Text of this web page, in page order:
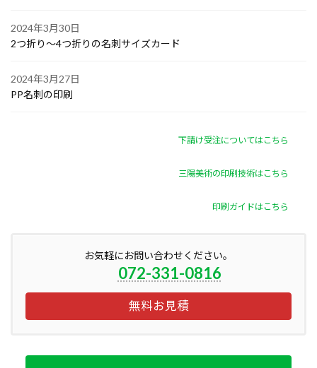
2024年3月30日
2つ折り～4つ折りの名刺サイズカード
2024年3月27日
PP名刺の印刷
下請け受注についてはこちら
三陽美術の印刷技術はこちら
印刷ガイドはこちら
お気軽にお問い合わせください。
072-331-0816
無料お見積